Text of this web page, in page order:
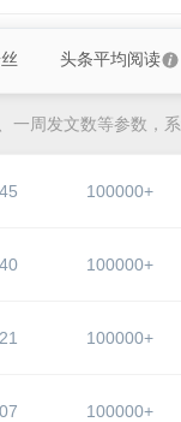
头条平均阅读
周发文数等参数，
100000+
100000+
100000+
100000+